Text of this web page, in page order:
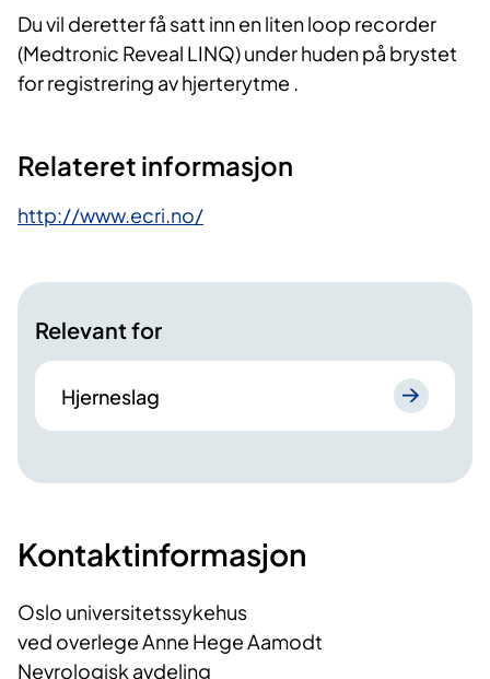
Du vil deretter få satt inn en liten loop recorder
(Medtronic Reveal LINQ) under huden på brystet
for registrering av hjerterytme .
Relateret informasjon
http://www.ecri.no/
Relevant for
Hjerneslag
Kontaktinformasjon
Oslo universitetssykehus
ved overlege Anne Hege Aamodt
Nevrologisk avdeling